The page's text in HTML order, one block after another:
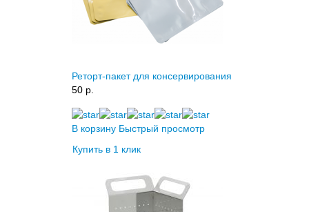
Реторт-пакет для консервирования
50 p.
В корзину Быстрый просмотр
Купить в 1 клик